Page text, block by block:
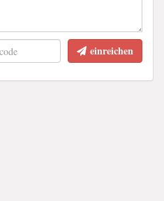
einreichen